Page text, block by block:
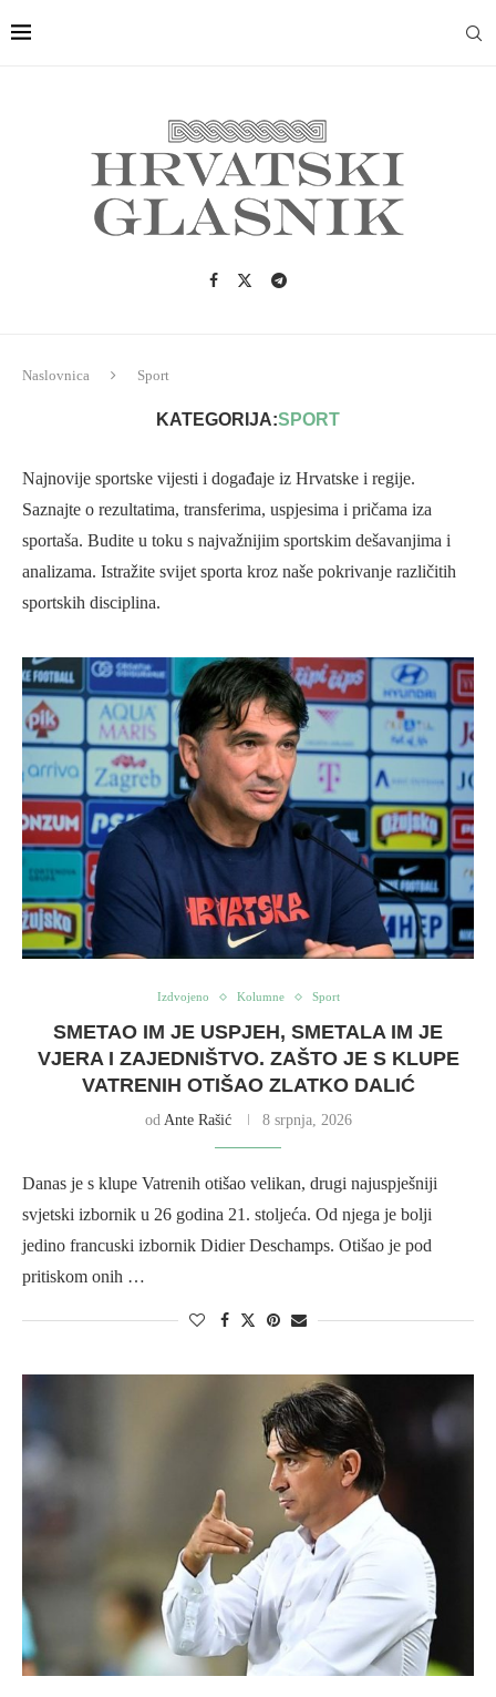
Naslovnica Sport
KATEGORIJA:SPORT
Najnovije sportske vijesti i događaje iz Hrvatske i regije.
Saznajte o rezultatima, transferima, uspjesima i pričama iza
sportaša. Budite u toku s najvažnijim sportskim dešavanjima i
analizama. Istražite svijet sporta kroz naše pokrivanje različitih
sportskih disciplina.
Izdvojeno Kolumne Sport
SMETAO IM JE USPJEH, SMETALA IM JE
VJERA I ZAJEDNIŠTVO. ZAŠTO JE S KLUPE
VATRENIH OTIŠAO ZLATKO DALIĆ
od Ante Rašić 8 srpnja, 2026
Danas je s klupe Vatrenih otišao velikan, drugi najuspješniji
svjetski izbornik u 26 godina 21. stoljeća. Od njega je bolji
jedino francuski izbornik Didier Deschamps. Otišao je pod
pritiskom onih …